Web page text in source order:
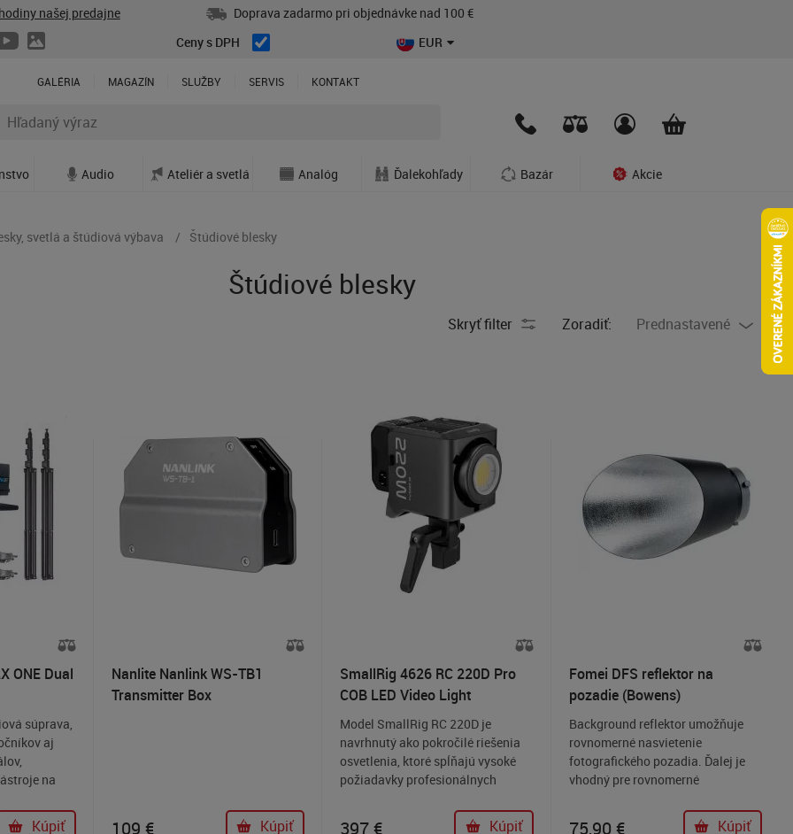
našej predajne
Doprava zadarmo pri objednávke nad 100 €
Ceny s DPH
EUR
GALÉRIA MAGAZÍN SLUŽBY SERVIS KONTAKT
Audio Ateliér a svetlá Analóg Ďalekohľady Bazár Akcie
svetlá a štúdiová výbava Štúdiové blesky
Štúdiové blesky
Skryť filter Zoradiť: Prednastavené
ONE Dual
súprava,
aj
na
Kúpiť
Nanlite Nanlink WS-TB1
Transmitter Box
109 € Kúpiť
SmallRig 4626 RC 220D Pro
COB LED Video Light
Model SmallRig RC 220D je
navrhnutý ako pokročilé riešenia
osvetlenia, ktoré spĺňajú vysoké
požiadavky profesionálnych
vychádzajú z úspešných modelov
397€ Kúpiť
Fomei DFS reflektor na
pozadie (Bowens)
Background reflektor umožňuje
rovnomerné nasvietenie
fotografického pozadia. Ďalej je
vhodný pre rovnomerné
75,90 € Kúpiť